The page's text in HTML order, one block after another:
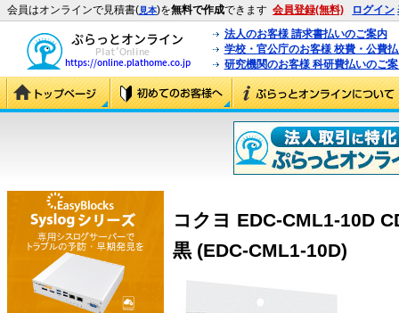
会員はオンラインで見積書(見本)を無料で作成できます 会員登録(無料) ログイン
法人のお客様 請求書払いのご案内
学校・官公庁のお客様 校費・公費
研究機関のお客様 科研費払いのご
コクヨ EDC-CML1-10D
黒 (EDC-CML1-10D)